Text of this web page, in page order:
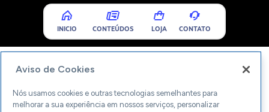
INICIO CONTEÚDOS LOJA CONTATO
Aviso de Cookies
Nós usamos cookies e outras tecnologias semelhantes para
melhorar a sua experiência em nossos serviços, personalizar